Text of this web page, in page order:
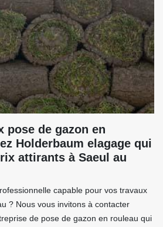
pose de gazon en
Holderbaum elagage qui
attirants à Saeul au
capable pour vos travaux
? Nous vous invitons à contacter
de pose de gazon en rouleau qui